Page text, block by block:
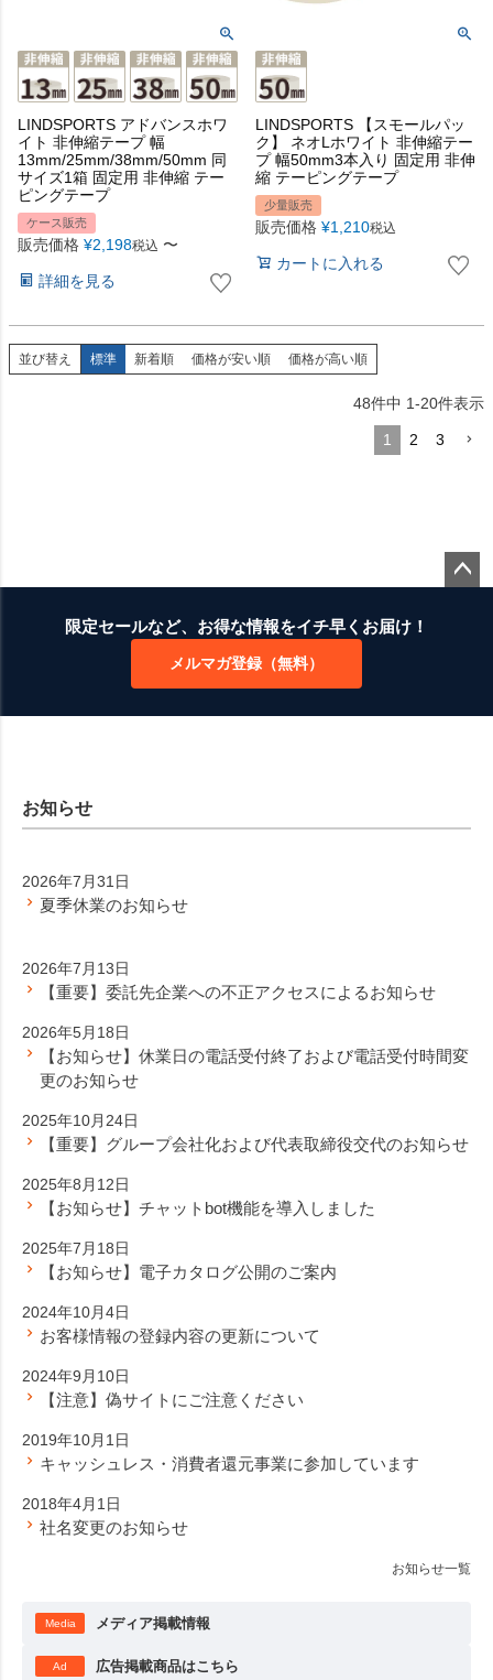
LINDSPORTS アドバンスホワ
イト 非伸縮テープ 幅
13mm/25mm/38mm/50mm 同
サイズ1箱 固定用 非伸縮 テー
ピングテープ
ケース販売
販売価格 ¥2,198税込 〜
詳細を見る
LINDSPORTS 【スモールパッ
ク】 ネオLホワイト 非伸縮テー
プ 幅50mm3本入り 固定用 非伸
縮 テーピングテープ
少量販売
販売価格 ¥1,210税込
カートに入れる
並び替え 標準 新着順 価格が安い順 価格が高い順
48件中 1-20件表示
1 2 3
限定セールなど、お得な情報をイチ早くお届け！
メルマガ登録（無料）
お知らせ
2026年7月31日
夏季休業のお知らせ
2026年7月13日
【重要】委託先企業への不正アクセスによるお知らせ
2026年5月18日
【お知らせ】休業日の電話受付終了および電話受付時間変
更のお知らせ
2025年10月24日
【重要】グループ会社化および代表取締役交代のお知らせ
2025年8月12日
【お知らせ】チャットbot機能を導入しました
2025年7月18日
【お知らせ】電子カタログ公開のご案内
2024年10月4日
お客様情報の登録内容の更新について
2024年9月10日
【注意】偽サイトにご注意ください
2019年10月1日
キャッシュレス・消費者還元事業に参加しています
2018年4月1日
社名変更のお知らせ
お知らせ一覧
Media メディア掲載情報
Ad 広告掲載商品はこちら